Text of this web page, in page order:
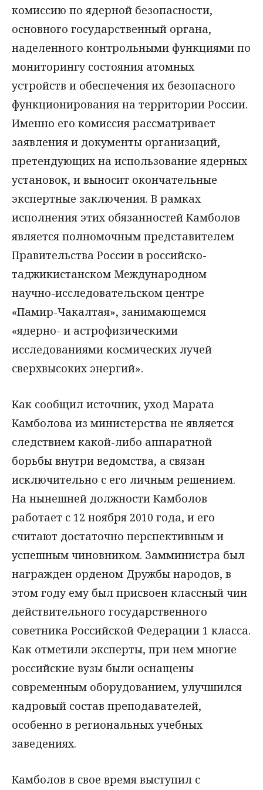
комиссию по ядерной безопасности,
основного государственный органа,
наделенного контрольными функциями по
мониторингу состояния атомных
устройств и обеспечения их безопасного
функционирования на территории России.
Именно его комиссия рассматривает
заявления и документы организаций,
претендующих на использование ядерных
установок, и выносит окончательные
экспертные заключения. В рамках
исполнения этих обязанностей Камболов
является полномочным представителем
Правительства России в российско-
таджикистанском Международном
научно-исследовательском центре
«Памир-Чакалтая», занимающемся
«ядерно- и астрофизическими
исследованиями космических лучей
сверхвысоких энергий».
Как сообщил источник, уход Марата
Камболова из министерства не является
следствием какой-либо аппаратной
борьбы внутри ведомства, а связан
исключительно с его личным решением.
На нынешней должности Камболов
работает с 12 ноября 2010 года, и его
считают достаточно перспективным и
успешным чиновником. Замминистра был
награжден орденом Дружбы народов, в
этом году ему был присвоен классный чин
действительного государственного
советника Российской Федерации 1 класса.
Как отметили эксперты, при нем многие
российские вузы были оснащены
современным оборудованием, улучшился
кадровый состав преподавателей,
особенно в региональных учебных
заведениях.
Камболов в свое время выступил с